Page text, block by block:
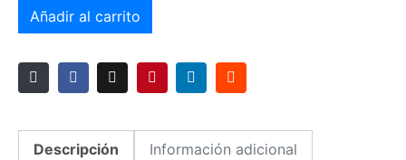
Añadir al carrito
Descripción Información adicional